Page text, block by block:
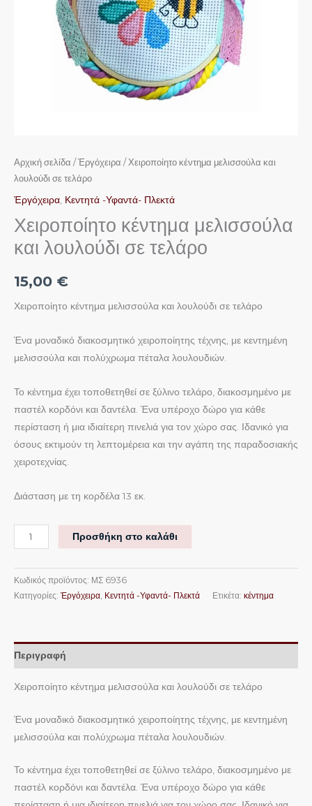
Αρχική σελίδα / Ἐργόχειρα / Χειροποίητο κέντημα μελισσούλα και
λουλούδι σε τελάρο
Ἐργόχειρα Κεντητά -Υφαντά- Πλεκτά
Χειροποίητο κέντημα μελισσούλα
και λουλούδι σε τελάρο
15,00 €
Χειροποίητο κέντημα μελισσούλα και λουλούδι σε τελάρο
Ένα μοναδικό διακοσμητικό χειροποίητης τέχνης, με κεντημένη
μελισσούλα και πολύχρωμα πέταλα λουλουδιών.
Το κέντημα έχει τοποθετηθεί σε ξύλινο τελάρο, διακοσμημένο με
παστέλ κορδόνι και δαντέλα. Ένα υπέροχο δώρο για κάθε
περίσταση ή μια ιδιαίτερη πινελιά για τον χώρο σας. Ιδανικό για
όσους εκτιμούν τη λεπτομέρεια και την αγάπη της παραδοσιακής
χειροτεχνίας.
Διάσταση με τη κορδέλα 13 εκ.
Προσθήκη στο καλάθι
Κωδικός προϊόντος: ΜΣ 6936
Κατηγορίες: Ἐργόχειρα, Κεντητά -Υφαντά- Πλεκτά Ετικέτα: κέντημα
Περιγραφή
Χειροποίητο κέντημα μελισσούλα και λουλούδι σε τελάρο
Ένα μοναδικό διακοσμητικό χειροποίητης τέχνης, με κεντημένη
μελισσούλα και πολύχρωμα πέταλα λουλουδιών.
Το κέντημα έχει τοποθετηθεί σε ξύλινο τελάρο, διακοσμημένο με
παστέλ κορδόνι και δαντέλα. Ένα υπέροχο δώρο για κάθε